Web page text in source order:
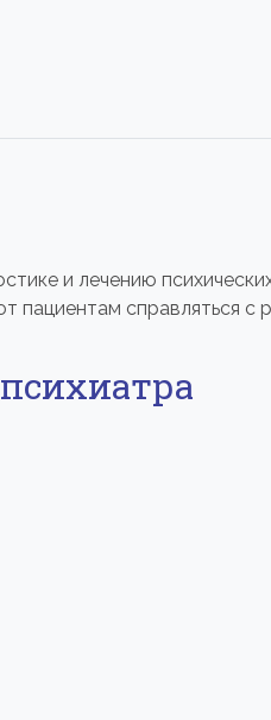
и лечению
пациентам справляться с